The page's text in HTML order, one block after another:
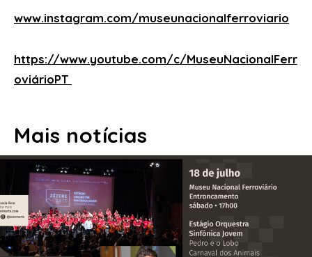
www.instagram.com/museunacionalferroviario
https://www.youtube.com/c/MuseuNacionalFerr
oviárioPT
Mais notícias